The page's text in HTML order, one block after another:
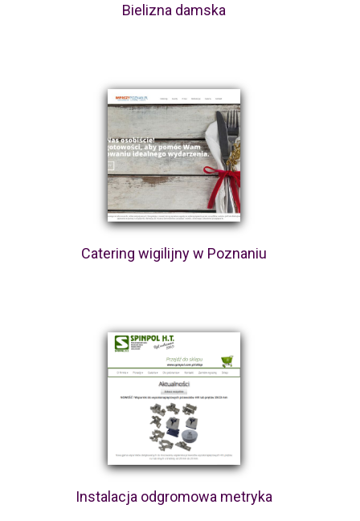
Bielizna damska
Catering wigilijny w Poznaniu
Instalacja odgromowa metryka